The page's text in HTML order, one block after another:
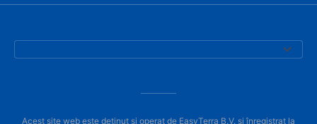
Acest site web este deținut și operat de EasyTerra B.V. și înregistrat la